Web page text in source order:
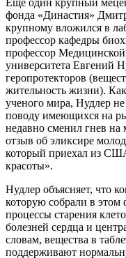
Еще один крупный
фонда «Динас­тия»
крупному вложился в
профессор кафед­ры
профессор
университета Евгений
геропротекторов
жительность жизни).
ученого мира, Нудлер
пово­ду имеющихся на
недавно сменил гнев на
от­зыв об эликсире
который приехал из
красоты».
Нудлер объясняет, что
которую собрали в этом
процессы старения
болезней сердца и
словам, вещества в
поддерживают